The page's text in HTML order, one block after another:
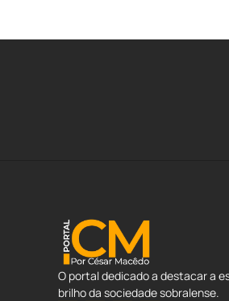
O portal dedicado a destacar a
brilho da sociedade sobralense.